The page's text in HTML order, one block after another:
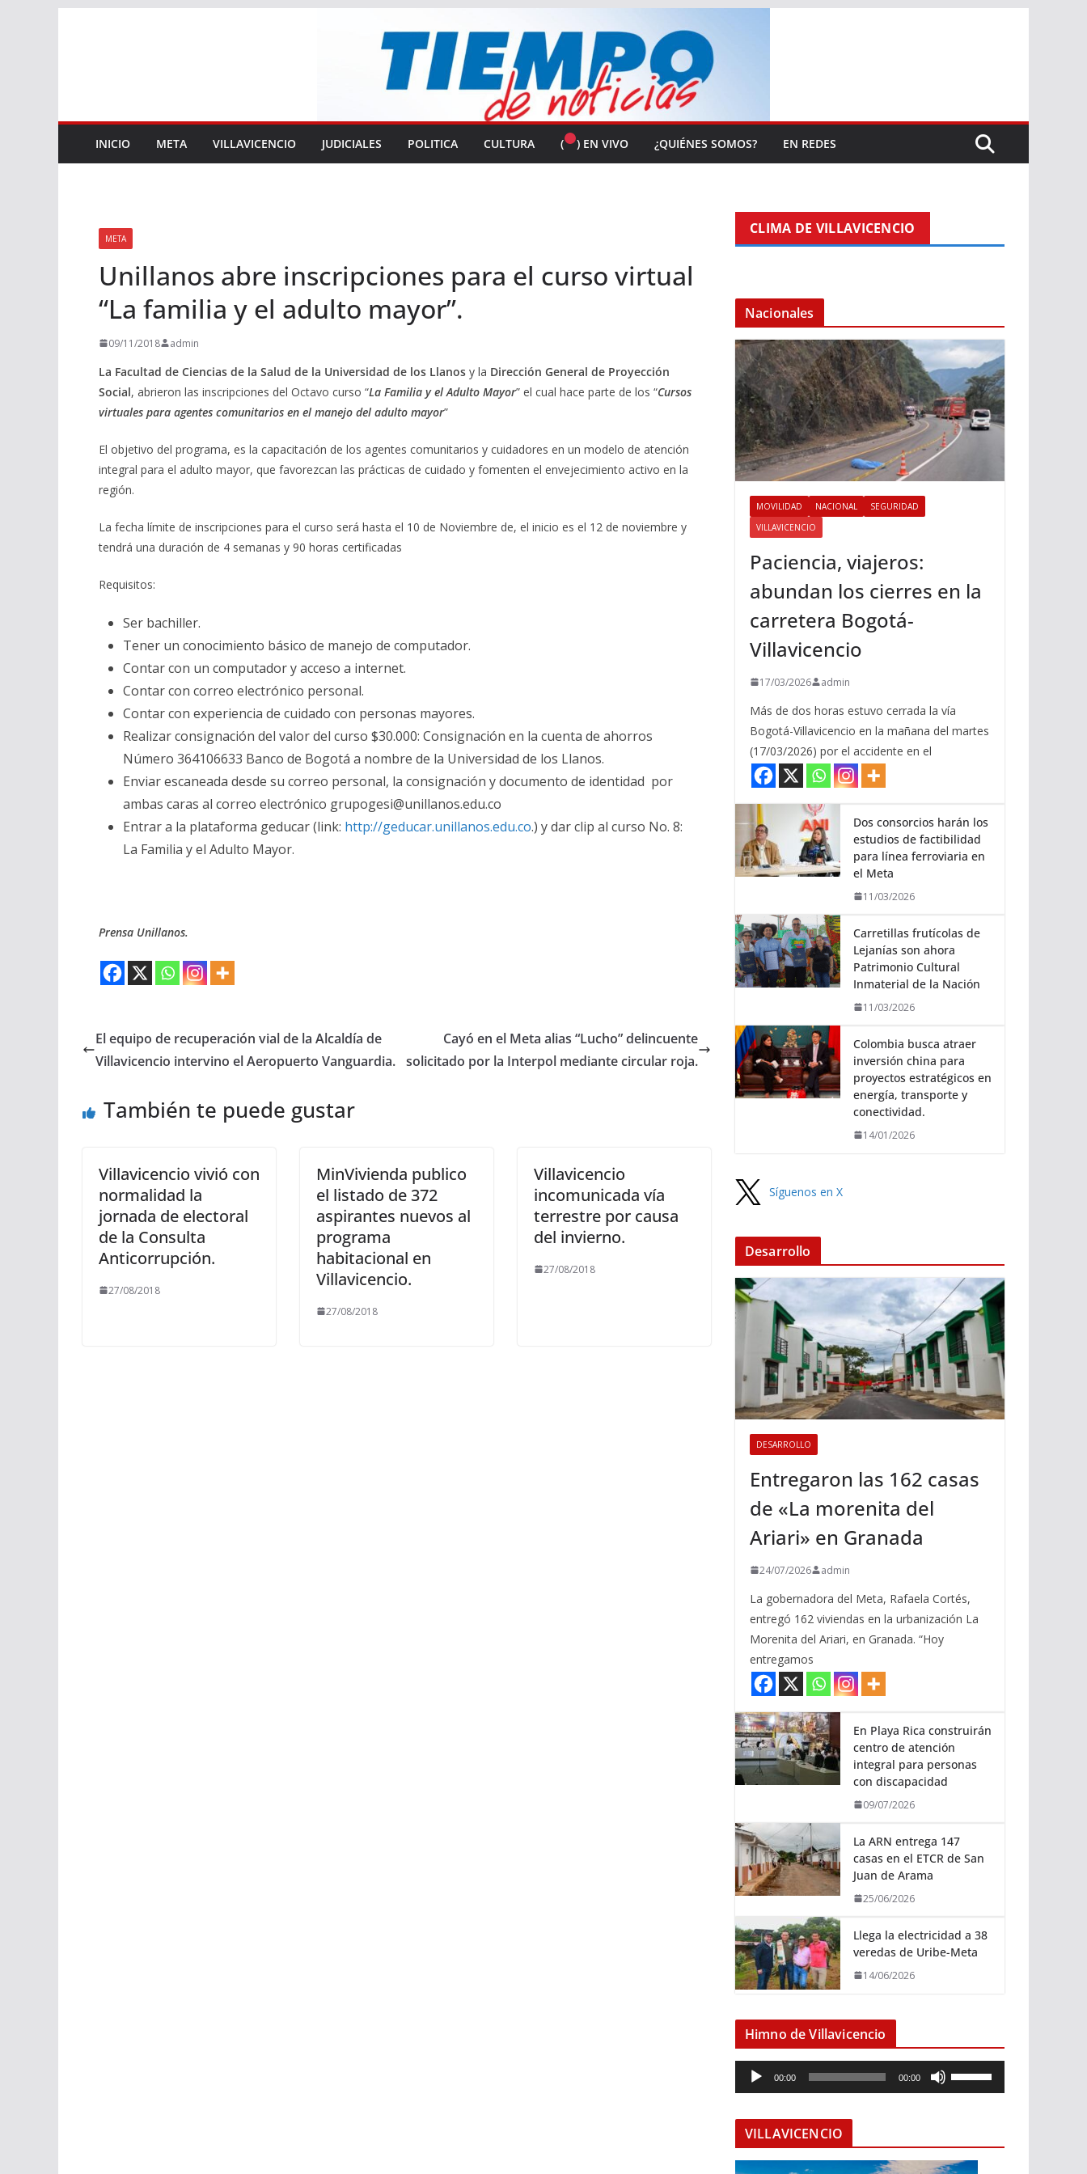
INICIO META VILLAVICENCIO JUDICIALES POLITICA CULTURA ( ) EN VIVO ¿QUIÉNES SOMOS? EN REDES
META
Unillanos abre inscripciones para el curso virtual
“La familia y el adulto mayor”.
09/11/2018 admin
La Facultad de Ciencias de la Salud de la Universidad de los Llanos y la Dirección General de Proyección
Social, abrieron las inscripciones del Octavo curso “La Familia y el Adulto Mayor” el cual hace parte de los “Cursos
virtuales para agentes comunitarios en el manejo del adulto mayor”
El objetivo del programa, es la capacitación de los agentes comunitarios y cuidadores en un modelo de atención
integral para el adulto mayor, que favorezcan las prácticas de cuidado y fomenten el envejecimiento activo en la
región.
La fecha límite de inscripciones para el curso será hasta el 10 de Noviembre de, el inicio es el 12 de noviembre y
tendrá una duración de 4 semanas y 90 horas certificadas
Requisitos:
Ser bachiller.
Tener un conocimiento básico de manejo de computador.
Contar con un computador y acceso a internet.
Contar con correo electrónico personal.
Contar con experiencia de cuidado con personas mayores.
Realizar consignación del valor del curso $30.000: Consignación en la cuenta de ahorros
Número 364106633 Banco de Bogotá a nombre de la Universidad de los Llanos.
Enviar escaneada desde su correo personal, la consignación y documento de identidad por
ambas caras al correo electrónico grupogesi@unillanos.edu.co
Entrar a la plataforma geducar (link: http://geducar.unillanos.edu.co.) y dar clip al curso No. 8:
La Familia y el Adulto Mayor.
Prensa Unillanos.
El equipo de recuperación vial de la Alcaldía de
Villavicencio intervino el Aeropuerto Vanguardia.
Cayó en el Meta alias “Lucho” delincuente
solicitado por la Interpol mediante circular roja.
También te puede gustar
Villavicencio vivió con
normalidad la
jornada de electoral
de la Consulta
Anticorrupción.
27/08/2018
MinVivienda publico
el listado de 372
aspirantes nuevos al
programa
habitacional en
Villavicencio.
27/08/2018
Villavicencio
incomunicada vía
terrestre por causa
del invierno.
27/08/2018
CLIMA DE VILLAVICENCIO
Nacionales
MOVILIDAD NACIONAL
SEGURIDAD
VILLAVICENCIO
Paciencia, viajeros:
abundan los cierres en la
carretera Bogotá-
Villavicencio
17/03/2026 admin
Más de dos horas estuvo cerrada la vía
Bogotá-Villavicencio en la mañana del martes
(17/03/2026) por el accidente en el
Dos consorcios harán los
estudios de factibilidad
para línea ferroviaria en
el Meta
11/03/2026
Carretillas frutícolas de
Lejanías son ahora
Patrimonio Cultural
Inmaterial de la Nación
11/03/2026
Colombia busca atraer
inversión china para
proyectos estratégicos en
energía, transporte y
conectividad.
14/01/2026
Síguenos en X
Desarrollo
DESARROLLO
Entregaron las 162 casas
de «La morenita del
Ariari» en Granada
24/07/2026 admin
La gobernadora del Meta, Rafaela Cortés,
entregó 162 viviendas en la urbanización La
Morenita del Ariari, en Granada. “Hoy
entregamos
En Playa Rica construirán
centro de atención
integral para personas
con discapacidad
09/07/2026
La ARN entrega 147
casas en el ETCR de San
Juan de Arama
25/06/2026
Llega la electricidad a 38
veredas de Uribe-Meta
14/06/2026
Himno de Villavicencio
e
o
00:00 00:00
i
z
VILLAVICENCIO